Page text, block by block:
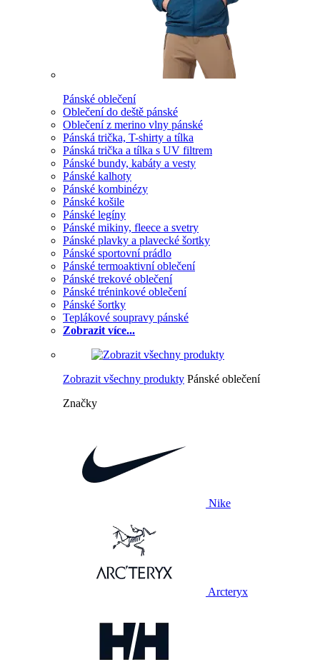
Pánské oblečení
Oblečení do deště pánské
Oblečení z merino vlny pánské
Pánská trička, T-shirty a tílka
Pánská trička a tílka s UV filtrem
Pánské bundy, kabáty a vesty
Pánské kalhoty
Pánské kombinézy
Pánské košile
Pánské legíny
Pánské mikiny, fleece a svetry
Pánské plavky a plavecké šortky
Pánské sportovní prádlo
Pánské termoaktivní oblečení
Pánské trekové oblečení
Pánské tréninkové oblečení
Pánské šortky
Teplákové soupravy pánské
Zobrazit více...
Zobrazit všechny produkty Pánské oblečení
Značky
Nike
Arcteryx